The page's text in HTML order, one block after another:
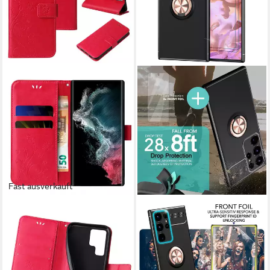
Fast ausverkauft
Handyhülle Cover Tasche
Hülle für Samsung Galaxy S22
Ultra 6,8 Zoll, Klapphülle Case
mit Kartenfach Fliphülle
NALIA
Smartphone-Hülle Samsung
Galaxy S23 Ultra 17,3 cm (6,8
Zoll), Matte Ring Silikon Hülle
/ 2x Displayschutz / 360°